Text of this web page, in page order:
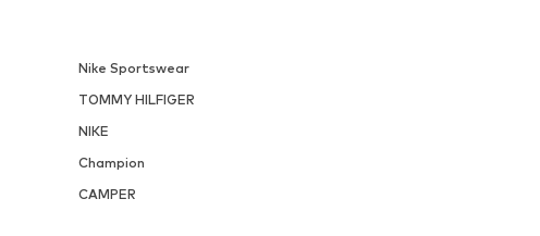
Nike Sportswear
TOMMY HILFIGER
NIKE
Champion
CAMPER